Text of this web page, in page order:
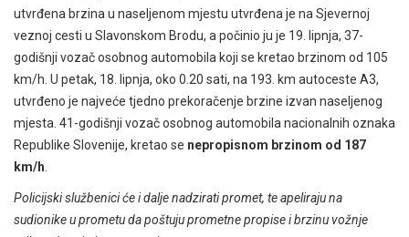
utvrđena brzina u naseljenom mjestu utvrđena je na Sjevernoj
veznoj cesti u Slavonskom Brodu, a počinio ju je 19. lipnja, 37-
godišnji vozač osobnog automobila koji se kretao brzinom od 105
km/h. U petak, 18. lipnja, oko 0.20 sati, na 193. km autoceste A3,
utvrđeno je najveće tjedno prekoračenje brzine izvan naseljenog
mjesta. 41-godišnji vozač osobnog automobila nacionalnih oznaka
Republike Slovenije, kretao se nepropisnom brzinom od 187
km/h
Policijski službenici će i dalje nadzirati promet, te apeliraju na
sudionike u prometu da poštuju prometne propise i brzinu vožnje